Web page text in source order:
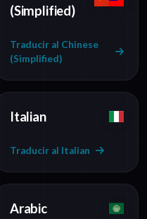
(Simplified)
Traducir al Chinese
(Simplified)
Italian
Traducir al Italian
Arabic